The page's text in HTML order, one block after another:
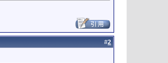
#2